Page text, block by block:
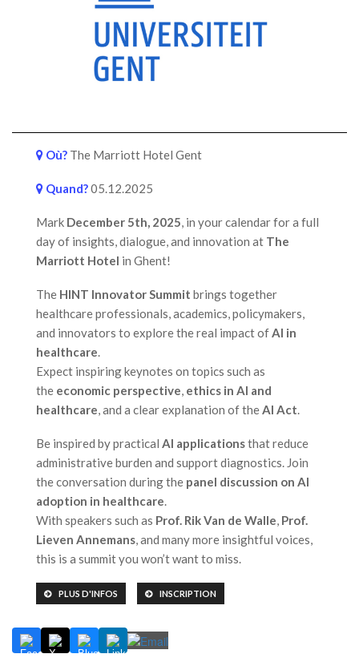
Où? The Marriott Hotel Gent
Quand?05.12.2025
Mark December 5th, 2025, in your calendar for a full
day of insights, dialogue, and innovation at The
Marriott Hotel in Ghent!
The HINT Innovator Summit brings together
healthcare professionals, academics, policymakers,
and innovators to explore the real impact ofAI in
healthcare.
Expect inspiring keynotes on topics such as
the economic perspective, ethics in AI and
healthcare, and a clear explanation of theAI Act.
Be inspired by practical AI applicationsthat reduce
administrative burden and support diagnostics. Join
the conversation during the panel discussion on AI
adoption in healthcare.
With speakers such as Prof. Rik Van de Walle, Prof.
Lieven Annemans, and many more insightful voices,
this is a summit you won’t want to miss.
PLUS D'INFOS INSCRIPTION